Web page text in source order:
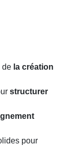
la création
structurer
pour